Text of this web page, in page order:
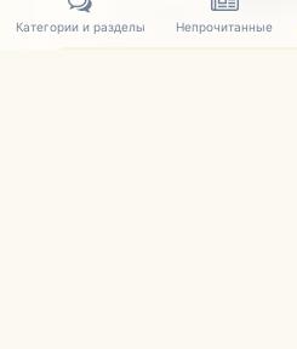
Уже
Категории и разделы Непрочитанные